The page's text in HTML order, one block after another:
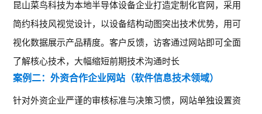
昆山菜鸟科技为本地半导体设备企业打造定制化官网，采用
简约科技风视觉设计，以设备结构动图突出技术优势，用可
视化数据展示产品精度。客户反馈，访客通过网站即可全面
了解核心技术，大幅缩短前期技术沟通时长
案例二：外资合作企业网站（软件信息技术领域）
针对外资企业严谨的审核标准与决策习惯，网站单独设置资